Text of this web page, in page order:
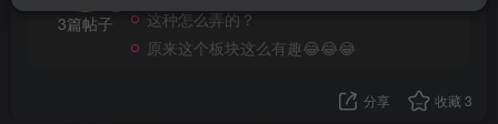
3篇帖子
这种怎么弄的？
原来这个板块这么有趣😂😂😂
分享 收藏 3